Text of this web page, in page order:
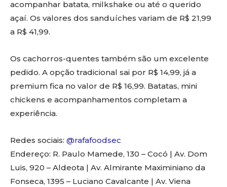
acompanhar batata, milkshake ou até o querido
açaí. Os valores dos sanduíches variam de R$ 21,99
a R$ 41,99.
Os cachorros-quentes também são um excelente
pedido. A opção tradicional sai por R$ 14,99, já a
premium fica no valor de R$ 16,99. Batatas, mini
chickens e acompanhamentos completam a
experiência.
Redes sociais: @rafafoodsec
Endereço: R. Paulo Mamede, 130 – Cocó | Av. Dom
Luis, 920 – Aldeota | Av. Almirante Maximiniano da
Fonseca, 1395 – Luciano Cavalcante | Av. Viena